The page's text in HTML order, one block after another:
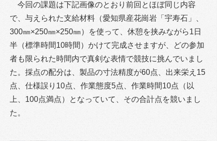
今回の課題は下記画像のとおり前回とほぼ同じ内容
で、与えられた支給材料（愛知県産花崗岩「宇寿石」、
300㎜×250㎜×250㎜）を使って、休憩を挟みながら1日
半（標準時間10時間）かけて完成させますが、どの参加
者も限られた時間内で真剣な表情で競技に挑んでいまし
た。採点の配分は、製品の寸法精度が60点、出来栄え15
点、仕様誤り10点、作業態度5点、作業時間10点（以
上、100点満点）となっていて、その合計点を競いまし
た。